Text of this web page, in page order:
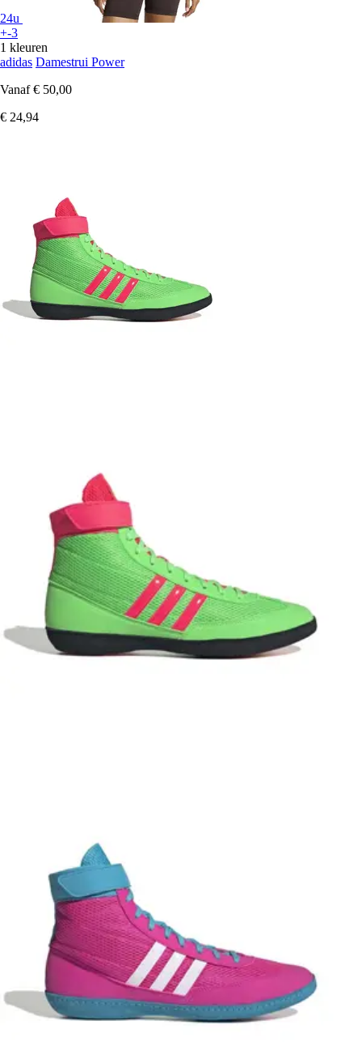
24u
+-3
1 kleuren
adidas Damestrui Power
Vanaf € 50,00
€ 24,94